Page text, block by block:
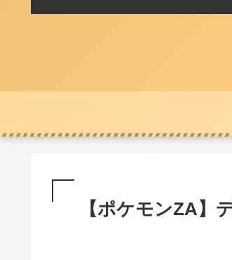
【ポケモンZA】